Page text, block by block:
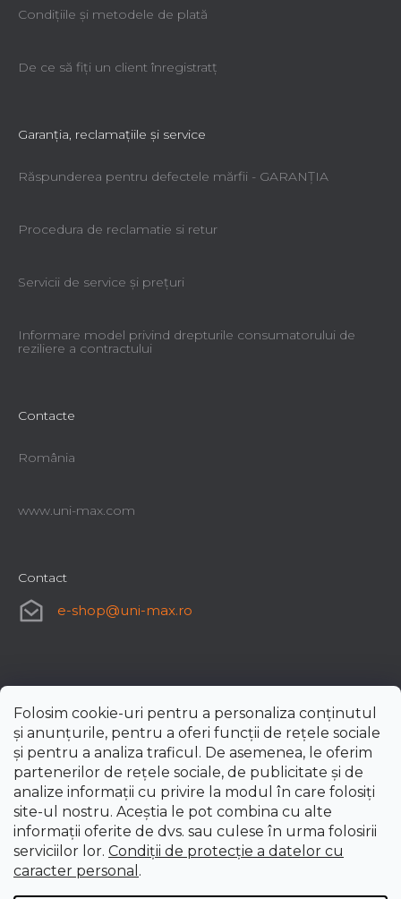
Folosim cookie-uri pentru a personaliza conținutul
și anunțurile, pentru a oferi funcții de rețele sociale
și pentru a analiza traficul. De asemenea, le oferim
partenerilor de rețele sociale, de publicitate și de
analize informații cu privire la modul în care folosiți
site-ul nostru. Aceștia le pot combina cu alte
informații oferite de dvs. sau culese în urma folosirii
serviciilor lor. Condiții de protecție a datelor cu
caracter personal .
Condiţiile şi metodele de plată
De ce să fiţi un client înregistratţ
Garanţia, reclamaţiile şi service
Răspunderea pentru defectele mărfii - GARANŢIA
Procedura de reclamatie si retur
Servicii de service şi preţuri
Informare model privind drepturile consumatorului de
reziliere a contractului
Contacte
România
www.uni-max.com
Contact
e-shop@uni-max.ro